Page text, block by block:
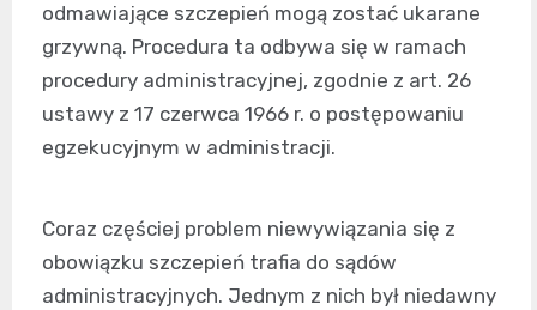
odmawiające szczepień mogą zostać ukarane
grzywną. Procedura ta odbywa się w ramach
procedury administracyjnej, zgodnie z art. 26
ustawy z 17 czerwca 1966 r. o postępowaniu
egzekucyjnym w administracji.
Coraz częściej problem niewywiązania się z
obowiązku szczepień trafia do sądów
administracyjnych. Jednym z nich był niedawny